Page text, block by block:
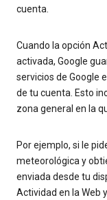
cuenta.
Cuando la opción
activada, Google
servicios de Google
de tu cuenta. Esto
zona general en la
Por ejemplo, si le
meteorológica y
enviada desde tu
Actividad en la Web